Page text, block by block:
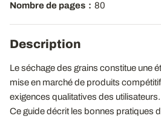
Nombre de pages 80
Description
Le séchage des grains constitue une
mise en marché de produits
exigences qualitatives des utilisateurs.
Ce guide décrit les bonnes pratiques